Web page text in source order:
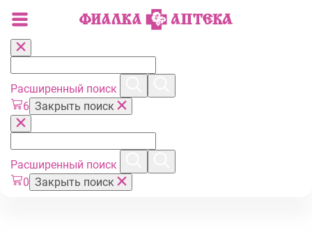
Расширенный поиск
6 Закрыть поиск
Расширенный поиск
0 Закрыть поиск